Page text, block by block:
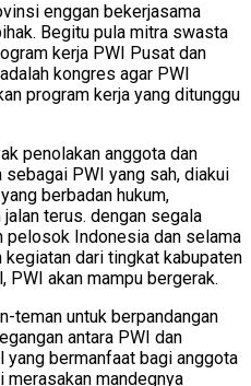
enggan bekerjasama
Begitu pula mitra swasta
kerja PWI Pusat dan
kongres agar PWI
program kerja yang ditunggu
penolakan anggota dan
PWI yang sah, diakui
berbadan hukum,
terus. dengan segala
pelosok Indonesia dan selama
dari tingkat kabupaten
PWI akan mampu bergerak.
teman untuk berpandangan
antara PWI dan
yang bermanfaat bagi anggota
merasakan mandegnya